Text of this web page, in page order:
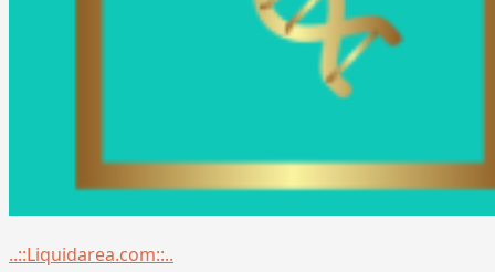
Menu
..::Liquidarea.com::..